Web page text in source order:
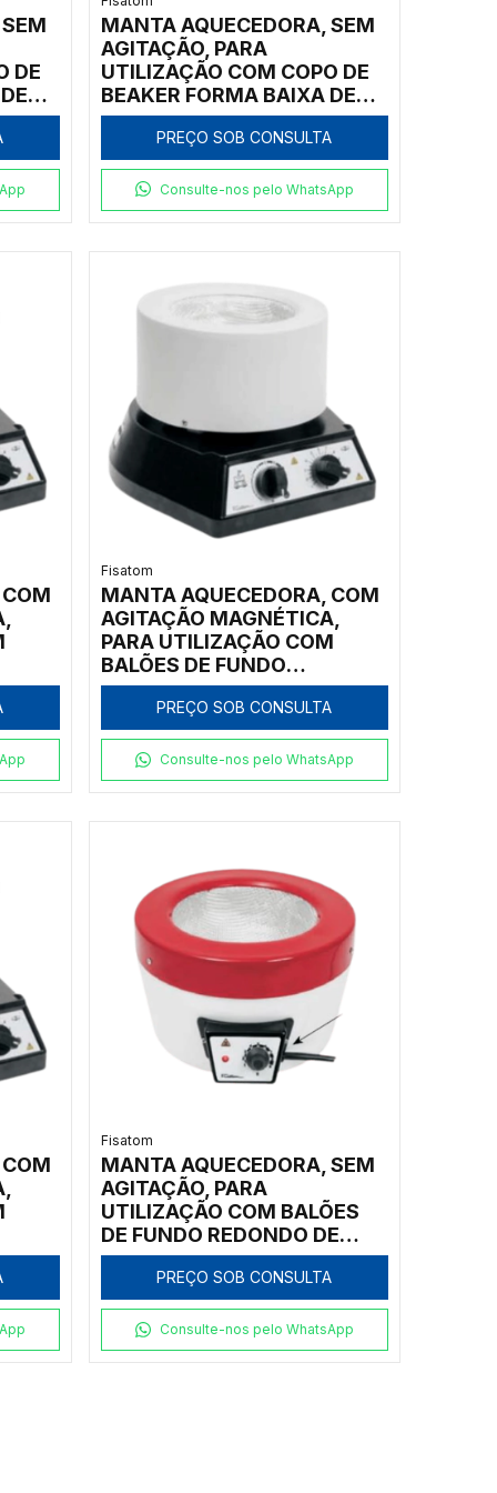
DE
MANTA AQUECEDORA, SEM
AGITAÇÃO, PARA
UTILIZAÇÃO COM COPO DE
BEAKER FORMA BAIXA DE
400ML, COM REGULADOR
ANALÓGICO DE POTÊNCIA
ATÉ 300ºC, CLASSE 300,
220V - MODELO 000472
PREÇO SOB CONSULTA
Consulte-nos pelo WhatsApp
COM
Fisatom
MANTA AQUECEDORA, COM
AGITAÇÃO MAGNÉTICA,
PARA UTILIZAÇÃO COM
BALÕES DE FUNDO
REDONDO DE 1.000ML, COM
REGULADOR ELETRÔNICO
ANALÓGICO INCORPORADO
ROTAÇÃO E TEMPERATURA
ATÉ 300ºC, CLASSE 300,
PREÇO SOB CONSULTA
Consulte-nos pelo WhatsApp
Fisatom
MANTA AQUECEDORA, SEM
AGITAÇÃO, PARA
UTILIZAÇÃO COM BALÕES
DE FUNDO REDONDO DE
2.000ML, COM REGULADOR
ELETRÔNICO ANALÓGICO
INCORPORADO PARA
TEMPERATURAS ATÉ 300ºC,
CLASSE 300,220V -
PREÇO SOB CONSULTA
Consulte-nos pelo WhatsApp